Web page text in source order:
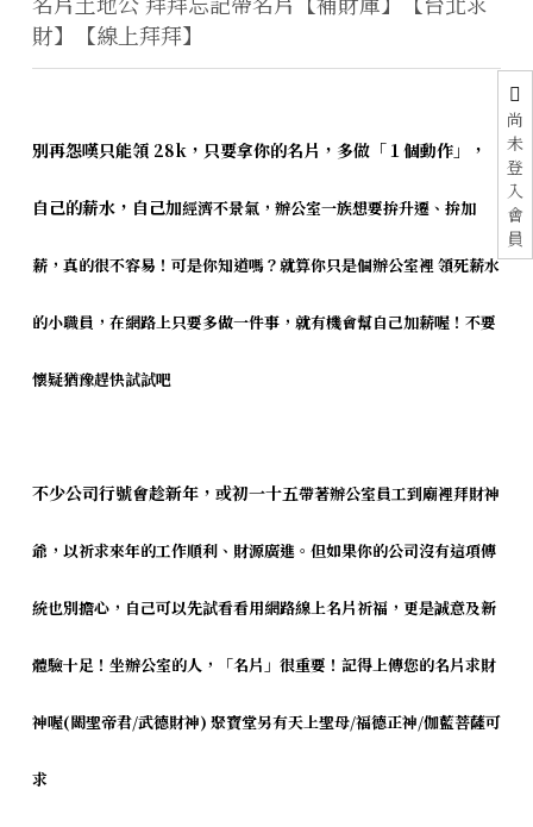
尚
未
登
入
會
員
財】【線上拜拜】
別再怨嘆只能領 28k，只要拿你的名片，多做「１個動作」，
自己的薪水，自己加經濟不景氣， 辦公室一族想要拚升遷、拚加
薪， 真的很不容易！ 可是你知道嗎？就算你只是個辦公室裡 領死薪水
的小職員，在網路上只要多做一件事， 就有機會幫自己加薪喔！不要
懷疑猶豫趕快試試吧
不少公司行號會趁新年，或初一十五帶著辦公室員工到廟裡拜財神
爺， 以祈求來年的工作順利、財源廣進。 但如果你的公司沒有這項傳
統也別擔心， 自己可以先試看看用網路線上名片祈福，更是誠意及新
體驗十足！ 坐辦公室的人，「名片」很重要！ 記得上傳您的名片求財
神喔(關聖帝君/武德財神) 聚寶堂另有天上聖母/福德正神/伽藍菩薩可
求